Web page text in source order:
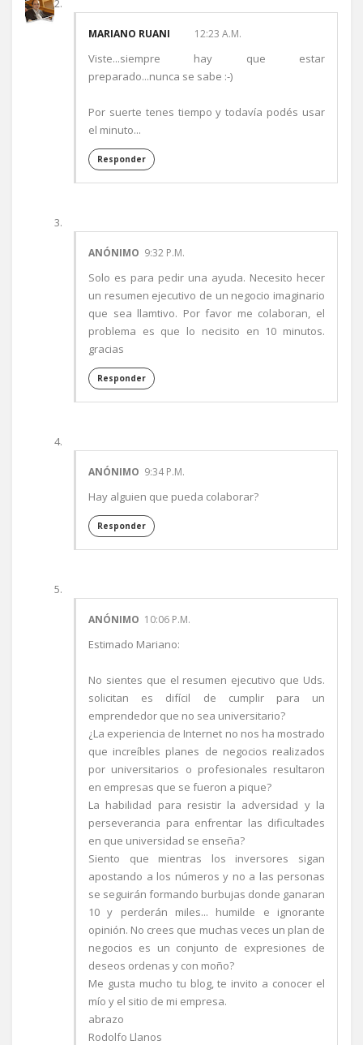
MARIANO RUANI 12:23 A.M.
Viste...siempre hay que estar
preparado...nunca se sabe :-)
Por suerte tenes tiempo y todavía podés usar
el minuto...
Responder
ANÓNIMO 9:32 P.M.
Solo es para pedir una ayuda. Necesito hecer
un resumen ejecutivo de un negocio imaginario
que sea llamtivo. Por favor me colaboran, el
problema es que lo necisito en 10 minutos.
gracias
Responder
ANÓNIMO 9:34 P.M.
Hay alguien que pueda colaborar?
Responder
ANÓNIMO 10:06 P.M.
Estimado Mariano:
No sientes que el resumen ejecutivo que Uds.
solicitan es difícil de cumplir para un
emprendedor que no sea universitario?
¿La experiencia de Internet no nos ha mostrado
que increíbles planes de negocios realizados
por universitarios o profesionales resultaron
en empresas que se fueron a pique?
La habilidad para resistir la adversidad y la
perseverancia para enfrentar las dificultades
en que universidad se enseña?
Siento que mientras los inversores sigan
apostando a los números y no a las personas
se seguirán formando burbujas donde ganaran
10 y perderán miles... humilde e ignorante
opinión. No crees que muchas veces un plan de
negocios es un conjunto de expresiones de
deseos ordenas y con moño?
Me gusta mucho tu blog, te invito a conocer el
mío y el sitio de mi empresa.
abrazo
Rodolfo Llanos